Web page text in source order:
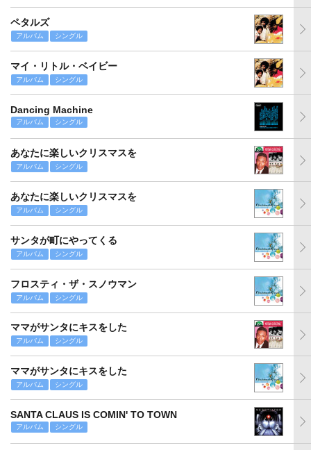
ペタルズ
アルバム シングル
マイ・リトル・ベイビー
アルバム シングル
Dancing Machine
アルバム シングル
あなたに楽しいクリスマスを
アルバム シングル
あなたに楽しいクリスマスを
アルバム シングル
サンタが町にやってくる
アルバム シングル
フロスティ・ザ・スノウマン
アルバム シングル
ママがサンタにキスをした
アルバム シングル
ママがサンタにキスをした
アルバム シングル
SANTA CLAUS IS COMIN' TO TOWN
アルバム シングル